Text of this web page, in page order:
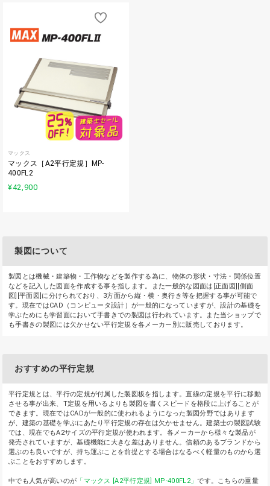
マックス
マックス［A2平行定規］MP-
400FL2
¥42,900
製図について
製図とは機械・建築物・工作物などを製作する為に、物体の形状・寸法・関係位置
などを記入した図面を作成する事を指します。また一般的な図面は[正面図][側面
図][平面図]に分けられており、3方面から縦・横・奥行き等を把握する事が可能で
す。現在ではCAD（コンピュータ設計）が一般的になっていますが、設計の基礎を
学ぶためにも学習面において手書きでの製図は行われています。また当ショップで
も手書きの製図には欠かせない平行定規を各メーカー別に販売しております。
おすすめの平行定規
平行定規とは、平行の定規が付属した製図板を指します。直線の定規を平行に移動
させる事が出来、T定規を用いるよりも製図を書くスピードを格段に上げることが
できます。現在ではCADが一般的に使われるようになった製図分野ではあります
が、建築の基礎を学ぶにあたり平行定規の存在は欠かせません。建築士の製図試験
では、現在でもA2サイズの平行定規が使われます。各メーカーから様々な製品が
発売されていますが、基礎機能に大きな差はありません。信頼のあるブランドから
選ぶのも良いですが、持ち運ぶことを前提とする場合はなるべく軽量のものから選
ぶことをおすすめします。
中でも人気が高いのが 「マックス [A2平行定規] MP-400FL2」です。こちらの重量